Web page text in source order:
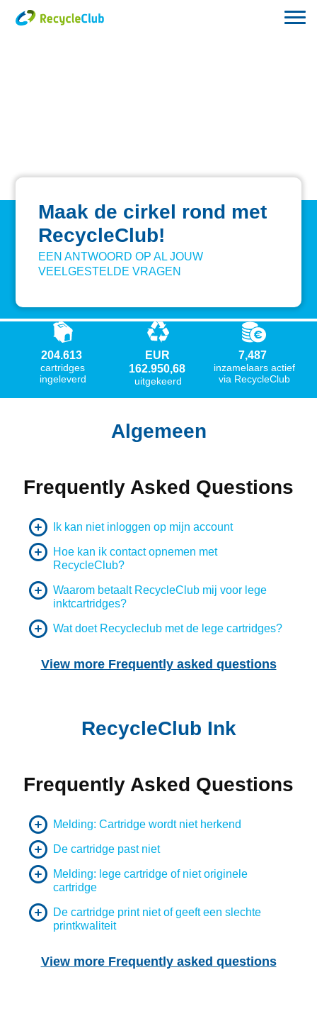
Maak de cirkel rond met
RecycleClub!
EEN ANTWOORD OP AL JOUW
VEELGESTELDE VRAGEN
204.613
cartridges
ingeleverd
EUR
162.950,68
uitgekeerd
7,487
inzamelaars actief
via RecycleClub
Algemeen
Frequently Asked Questions
Ik kan niet inloggen op mijn account
Hoe kan ik contact opnemen met
RecycleClub?
Waarom betaalt RecycleClub mij voor lege
inktcartridges?
Wat doet Recycleclub met de lege cartridges?
View more Frequently asked questions
RecycleClub Ink
Frequently Asked Questions
Melding: Cartridge wordt niet herkend
De cartridge past niet
Melding: lege cartridge of niet originele
cartridge
De cartridge print niet of geeft een slechte
printkwaliteit
View more Frequently asked questions